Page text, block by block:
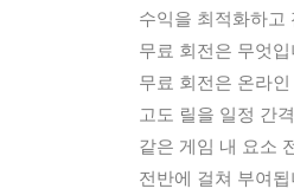
수익을 최적화하고
무료 회전은 무엇
무료 회전은 온라
고도 릴을 일정 간
같은 게임 내 요소
전반에 걸쳐 부여됩